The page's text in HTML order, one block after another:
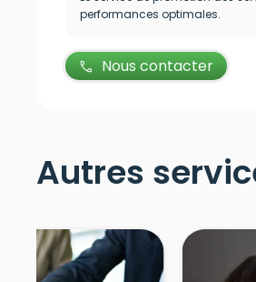
performances optimales.
call Nous contacter
Autres